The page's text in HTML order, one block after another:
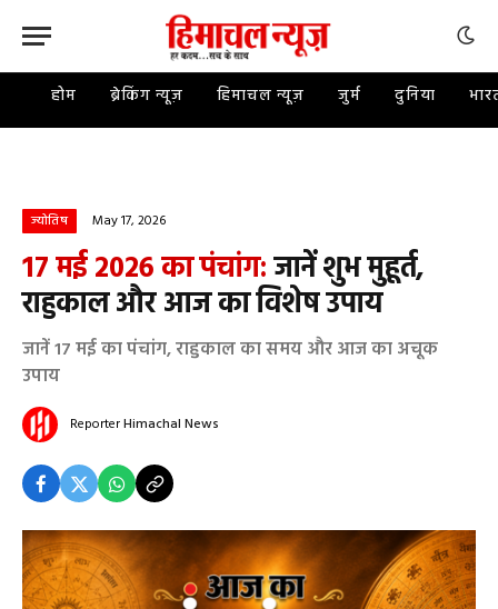
होम ब्रेकिंग न्यूज़ हिमाचल न्यूज़ जुर्म दुनिया
ज्योतिष May 17, 2026
17 मई 2026 का पंचांग:जानें शुभ मुहूर्त,
राहुकाल और आज का विशेष उपाय
जानें 17 मई का पंचांग, राहुकाल का समय और आज का अचूक
उपाय
ReporterHimachal News